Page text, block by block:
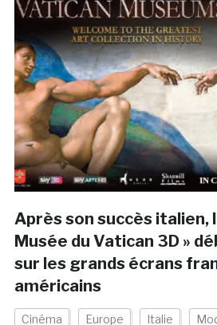
Après son succès italien,
Musée du Vatican 3D »
sur les grands écrans
américains
Cinéma Europe Italie